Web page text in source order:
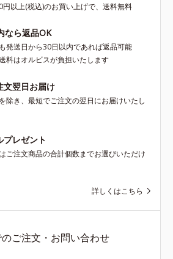
円以上(税込)のお買い上げで、送料無料
なら返品OK
発送日から30日以内であれば返品可能
料はオルビスが負担いたします
文翌日お届け
除き、最短でご注文の翌日にお届けいたし
プレゼント
ご注文商品の合計個数までお選びいただけ
詳しくはこちら
ご注文・お問い合わせ